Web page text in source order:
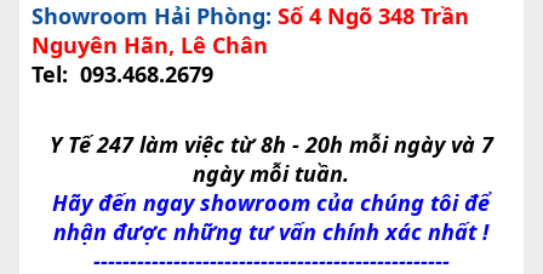
Showroom Hải Phòng: Số 4 Ngõ 348 Trần
Nguyên Hãn, Lê Chân
Tel: 093.468.2679
Y Tế 247 làm việc từ 8h - 20h mỗi ngày và 7
ngày mỗi tuần.
Hãy đến ngay showroom của chúng tôi để
nhận được những tư vấn chính xác nhất !
-------------------------------------------------